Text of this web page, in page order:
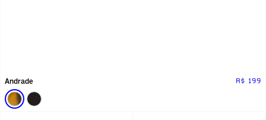
Andrade R$ 199